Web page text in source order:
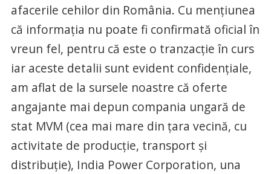
afacerile cehilor din România. Cu mențiunea
că informația nu poate fi confirmată oficial în
vreun fel, pentru că este o tranzacție în curs
iar aceste detalii sunt evident confidențiale,
am aflat de la sursele noastre că oferte
angajante mai depun compania ungară de
stat MVM (cea mai mare din țara vecină, cu
activitate de producție, transport și
distribuție), India Power Corporation, una